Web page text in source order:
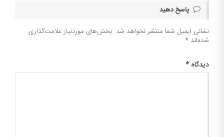
پاسخ دهید
نشانی ایمیل شما منتشر نخواهد شد. بخش‌های موردنیاز علامت‌گذاری
شده‌اند *
دیدگاه *